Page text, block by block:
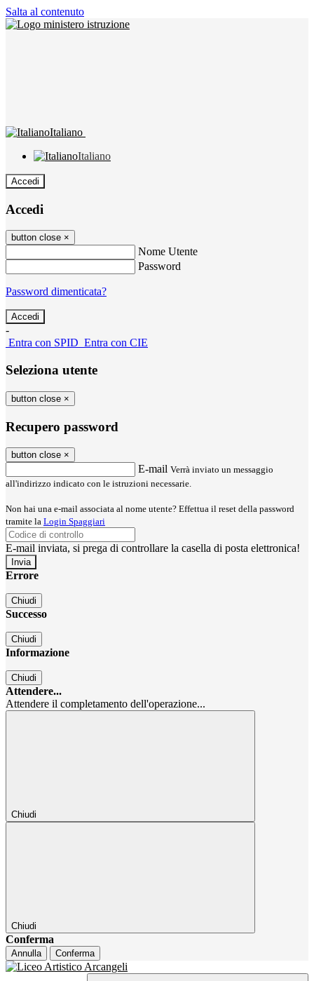
Salta al contenuto
Italiano
Italiano
Accedi
Accedi
button close ×
Nome Utente
Password
Password dimenticata?
-
Entra con SPID Entra con CIE
Seleziona utente
button close ×
Recupero password
button close ×
E-mail Verrà inviato un messaggio
all'indirizzo indicato con le istruzioni necessarie.
Non hai una e-mail associata al nome utente? Effettua il reset della password
tramite la Login Spaggiari
E-mail inviata, si prega di controllare la casella di posta elettronica!
Errore
Chiudi
Successo
Chiudi
Informazione
Chiudi
Attendere...
Attendere il completamento dell'operazione...
Chiudi
Chiudi
Conferma
Annulla Conferma